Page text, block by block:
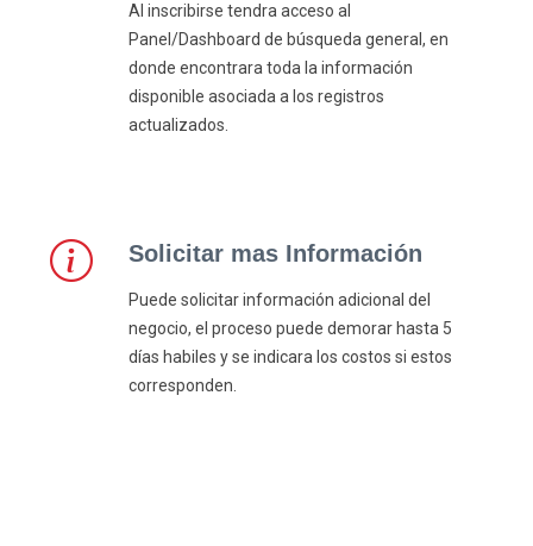
Al inscribirse tendra acceso al
Panel/Dashboard de búsqueda general, en
donde encontrara toda la información
disponible asociada a los registros
actualizados.
Solicitar mas Información
Puede solicitar información adicional del
negocio, el proceso puede demorar hasta 5
días habiles y se indicara los costos si estos
corresponden.